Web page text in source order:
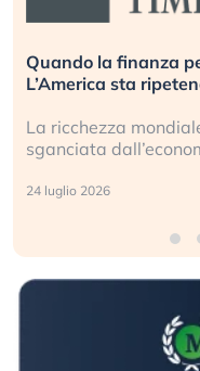
Quando la finanza
L’America sta
La ricchezza
sganciata
24 luglio 2026